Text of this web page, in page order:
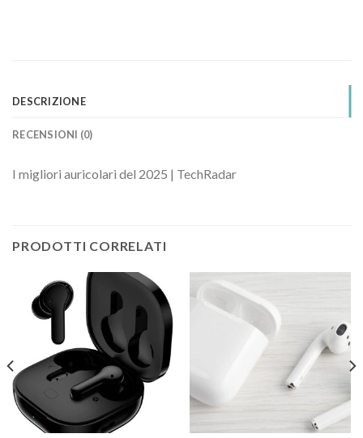
DESCRIZIONE
RECENSIONI (0)
I migliori auricolari del 2025 | TechRadar
PRODOTTI CORRELATI